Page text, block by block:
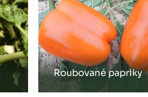
Roubované papriky